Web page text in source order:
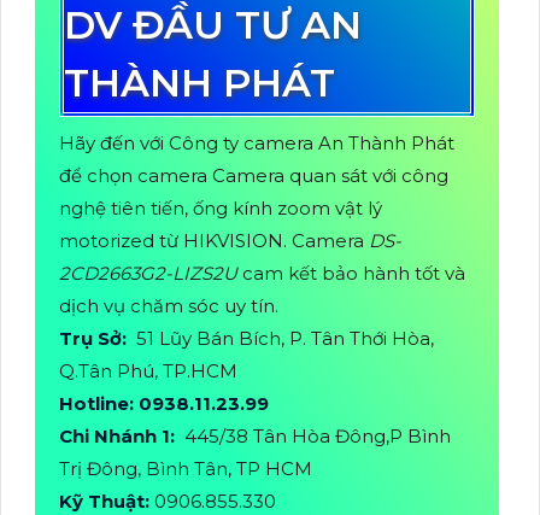
DV ĐẦU TƯ AN
THÀNH PHÁT
Hãy đến với Công ty camera An Thành Phát
để chọn camera Camera quan sát với công
nghệ tiên tiến, ống kính zoom vật lý
motorized từ HIKVISION. Camera DS-
2CD2663G2-LIZS2Ucam kết bảo hành tốt và
dịch vụ chăm sóc uy tín.
Trụ Sở: 51 Lũy Bán Bích, P. Tân Thới Hòa,
Q.Tân Phú, TP.HCM
Hotline: 0938.11.23.99
Chi Nhánh 1: 445/38 Tân Hòa Đông,P Bình
Trị Đông, Bình Tân, TP HCM
Kỹ Thuật: 0906.855.330